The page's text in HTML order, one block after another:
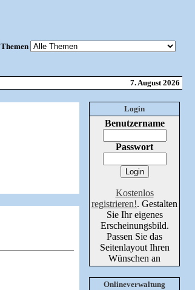
Themen
7. August 2026
Login
Benutzername
Passwort
Kostenlos
registrieren!. Gestalten
Sie Ihr eigenes
Erscheinungsbild.
Passen Sie das
Seitenlayout Ihren
Wünschen an
Onlineverwaltung